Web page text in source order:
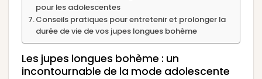
pour les adolescentes
Conseils pratiques pour entretenir et prolonger la
durée de vie de vos jupes longues bohème
Les jupes longues bohème : un
incontournable de la mode adolescente